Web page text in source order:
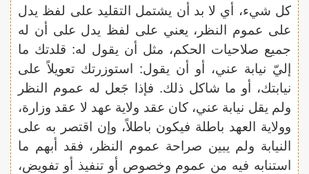
كل شيء، أي لا بد أن يشتمل التقليد على لفظ يدل
على عموم النظر، يعني على لفظ يدل على أن له
جميع صلاحيات الحكم، مثل أن يقول له: قلدتك ما
إليّ نيابة عني، أو أن يقول: استوزرتك تعويلاً على
نيابتك، أو ما شاكل ذلك. فإذا جَعل له عموم النظر
ولم يقل نيابة عني، كان عقد ولاية عهد لا عقد وزارة،
وولاية العهد باطلة فيكون باطلاً، وإن اقتصر به على
النيابة ولم يبين صراحة عموم النظر، فقد أبهم ما
استنابه فيه من عموم وخصوص أو تنفيذ أو تفويض،